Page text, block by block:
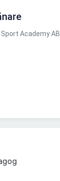
Academy AB